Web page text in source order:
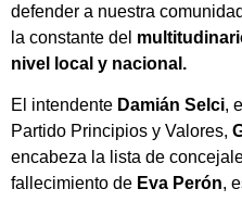
defender a nuestra
la constante del
nivel local y nacional.
El intendente Damián Selci,
Partido Principios y Valores,
encabeza la lista de
fallecimiento de Eva Perón,